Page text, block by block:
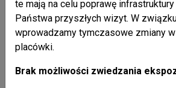
udržateľného cestovného ruchu v
sociálnom začlenení a sociálnych
Názov projektu: „Dedičstvo pre všetkých“
Hlavným cieľom projektu je vytvoriť
te mają na celu poprawę
Państwa przyszłych wizyt. W
wprowadzamy tymczasowe zmiany
placówki.
Brak możliwości zwiedzania